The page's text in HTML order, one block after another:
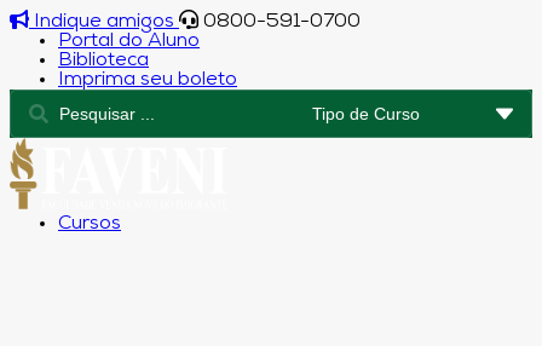
Indique amigos
0800-591-0700
Portal do Aluno
Biblioteca
Imprima seu boleto
Cursos